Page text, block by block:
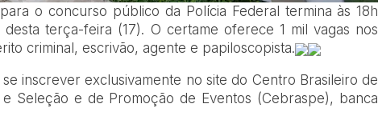
o concurso público da Polícia Federal termina às 18h
terça-feira (17). O certame oferece 1 mil vagas nos
criminal, escrivão, agente e papiloscopista.
inscrever exclusivamente no site do Centro Brasileiro de
e Seleção e de Promoção de Eventos (Cebraspe), banca